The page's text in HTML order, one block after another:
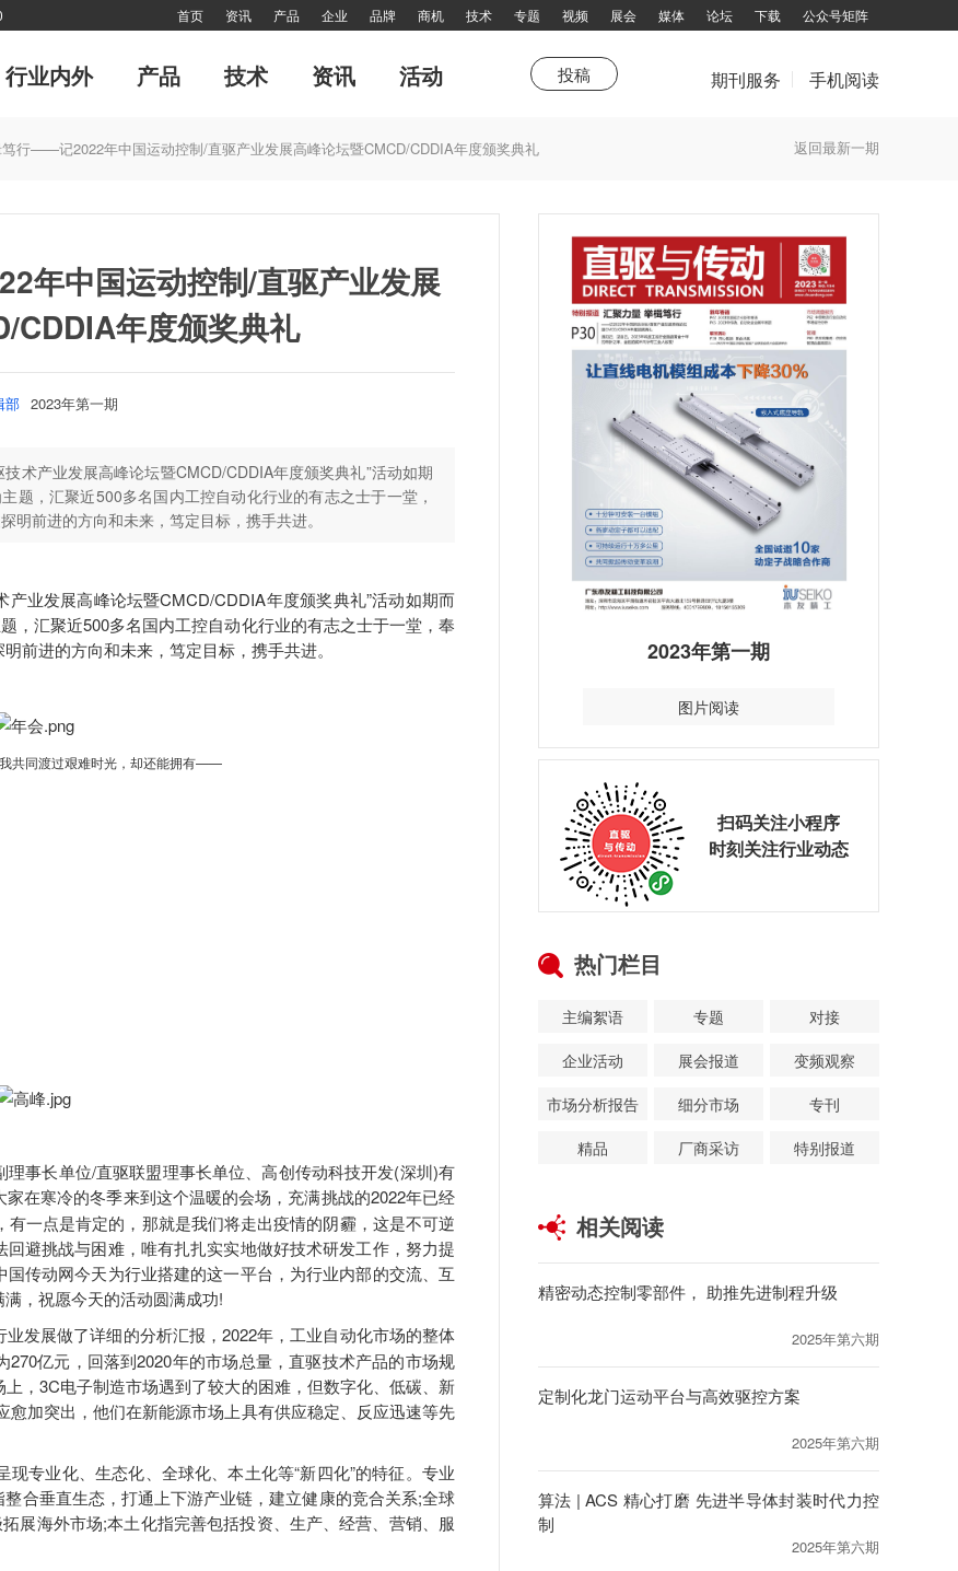
首页 资讯 产品 企业 品牌 商机 技术 专题 视频 展会 媒体 论坛 下载 公众号矩阵
封面故事 高端视野 倾听—对话工控 话题大家谈
行业内外
热点 产业联盟 特别报道
产品 技术 资讯 活动 投稿 期刊服务
拨打电话咨询：13751143319 余女士
邮箱：chuandong@chuandong.cn
手机阅读
行——记2022年中国运动控制/直驱产业发展高峰论坛暨CMCD/CDDIA年度颁奖典礼 返回最新一期
年中国运动控制/直驱产业发展
CDDIA年度颁奖典礼
部 2023年第一期
术产业发展高峰论坛暨CMCD/CDDIA年度颁奖典礼”活动如期
题，汇聚近500多名国内工控自动化行业的有志之士于一堂，
明前进的方向和未来，笃定目标，携手共进。
业发展高峰论坛暨CMCD/CDDIA年度颁奖典礼”活动如期而
，汇聚近500多名国内工控自动化行业的有志之士于一堂，奉
前进的方向和未来，笃定目标，携手共进。
共同渡过艰难时光，却还能拥有——
事长单位/直驱联盟理事长单位、高创传动科技开发(深圳)有
在寒冷的冬季来到这个温暖的会场，充满挑战的2022年已经
一点是肯定的，那就是我们将走出疫情的阴霾，这是不可逆
避挑战与困难，唯有扎扎实实地做好技术研发工作，努力提
传动网今天为行业搭建的这一平台，为行业内部的交流、互
，祝愿今天的活动圆满成功!
业发展做了详细的分析汇报，2022年，工业自动化市场的整体
亿元，回落到2020年的市场总量，直驱技术产品的市场规
，3C电子制造市场遇到了较大的困难，但数字化、低碳、新
加突出，他们在新能源市场上具有供应稳定、反应迅速等先
专业化、生态化、全球化、本土化等“新四化”的特征。专业
合垂直生态，打通上下游产业链，建立健康的竞合关系;全球
展海外市场;本土化指完善包括投资、生产、经营、营销、服
2023年第一期
图片阅读
扫码关注小程序
时刻关注行业动态
热门栏目
主编絮语 专题
对接
企业活动
展会报道
变频观察
市场分析报告
细分市场
专刊
精品
厂商采访 特别报道
相关阅读
精密动态控制零部件， 助推先进制程升级
2025年第六期
定制化龙门运动平台与高效驱控方案
2025年第六期
算法 | ACS 精心打磨 先进半导体封装时代力控
制
2025年第六期